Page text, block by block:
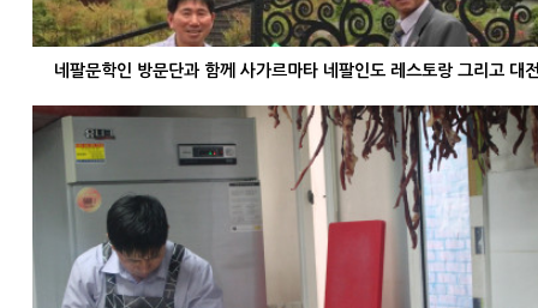
네팔문학인 방문단과 함께 사가르마타 네팔인도 레스토랑 그리고 대